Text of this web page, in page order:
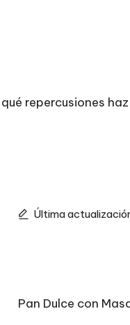
repercusiones
Última
Pan Dulce con